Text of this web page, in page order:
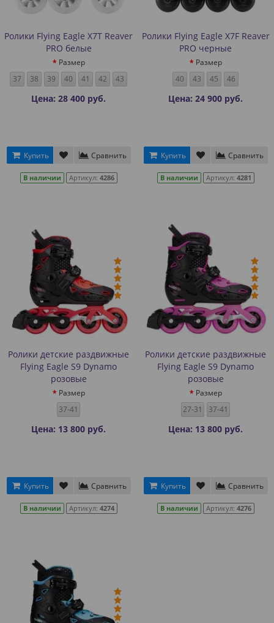
Ролики Flying Eagle X7T Reaver
PRO белые
Размер
37
38 39 40 41 42 43
Цена: 28 400 руб.
Купить Сравнить
В наличии Артикул: 4286
Ролики Flying Eagle X7F Reaver
PRO черные
Размер
40
43 45 46
Цена: 24 900 руб.
Купить Сравнить
В наличии Артикул: 4281
Ролики детские раздвижные
Flying Eagle S9 Dynamo
розовые
Размер
37-41
Цена: 13 800 руб.
Купить Сравнить
В наличии Артикул: 4274
Ролики детские раздвижные
Flying Eagle S9 Dynamo
розовые
Размер
27-31
37-41
Цена: 13 800 руб.
Купить Сравнить
В наличии Артикул: 4276